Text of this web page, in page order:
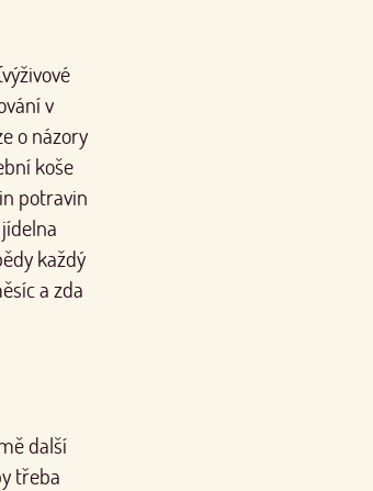
v
o názory
koše
potravin
každý
a zda
další
třeba